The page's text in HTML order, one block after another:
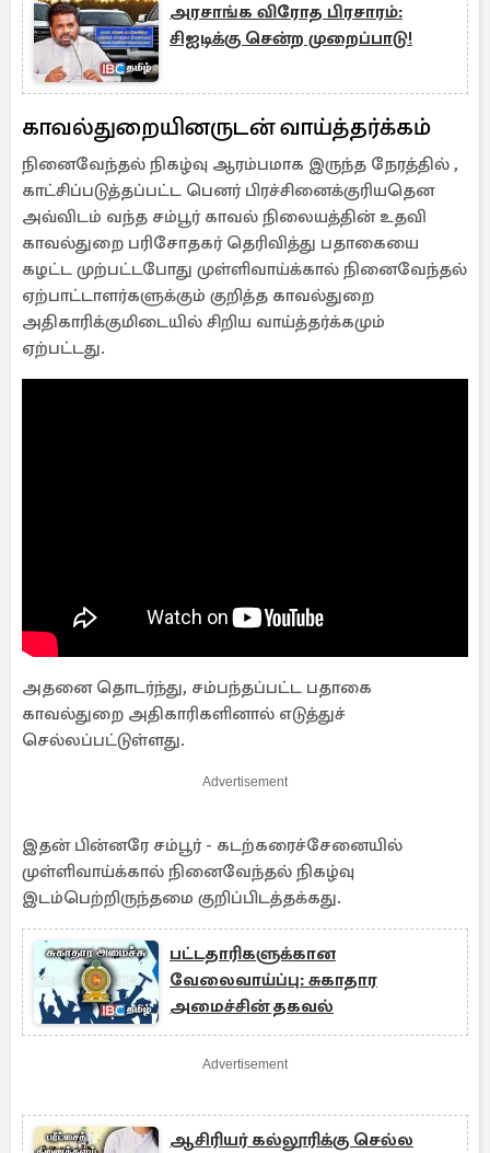
அரசாங்க விரோத பிரசாரம்:
சிஐடிக்கு சென்ற முறைப்பாடு!
காவல்துறையினருடன் வாய்த்தர்க்கம்
நினைவேந்தல் நிகழ்வு ஆரம்பமாக இருந்த நேரத்தில் ,
காட்சிப்படுத்தப்பட்ட பெனர் பிரச்சினைக்குரியதென
அவ்விடம் வந்த சம்பூர் காவல் நிலையத்தின் உதவி
காவல்துறை பரிசோதகர் தெரிவித்து பதாகையை
கழட்ட முற்பட்டபோது முள்ளிவாய்க்கால் நினைவேந்தல்
ஏற்பாட்டாளர்களுக்கும் குறித்த காவல்துறை
அதிகாரிக்குமிடையில் சிறிய வாய்த்தர்க்கமும்
ஏற்பட்டது.
அதனை தொடர்ந்து, சம்பந்தப்பட்ட பதாகை
காவல்துறை அதிகாரிகளினால் எடுத்துச்
செல்லப்பட்டுள்ளது.
Advertisement
இதன் பின்னரே சம்பூர் - கடற்கரைச்சேனையில்
முள்ளிவாய்க்கால் நினைவேந்தல் நிகழ்வு
இடம்பெற்றிருந்தமை குறிப்பிடத்தக்கது.
பட்டதாரிகளுக்கான
வேலைவாய்ப்பு: சுகாதார
அமைச்சின் தகவல்
Advertisement
ஆசிரியர் கல்லூரிக்கு செல்ல